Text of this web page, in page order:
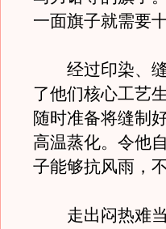
一面旗子就需要
经过印染、缝
了他们核心工艺
随时准备将缝制
高温蒸化。令他
子能够抗风雨，
走出闷热难当